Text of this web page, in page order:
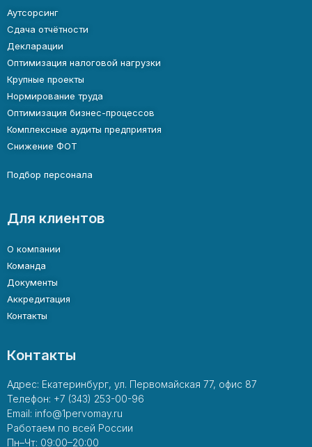
Аутсорсинг
Сдача отчётности
Декларации
Оптимизация налоговой нагрузки
Крупные проекты
Нормирование труда
Оптимизация бизнес-процессов
Комплексные аудиты предприятия
Снижение ФОТ
Подбор персонала
Для клиентов
О компании
Команда
Документы
Аккредитация
Контакты
Контакты
Адрес: Екатеринбург, ул. Первомайская 77, офис 87
Телефон: +7 (343) 253-00-96
Email: info@1pervomay.ru
Работаем по всей России
Пн–Чт: 09:00–20:00